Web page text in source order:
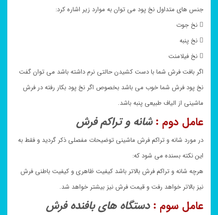
جنس های متداول نخ پود می توان به موارد زیر اشاره کرد:
 نخ جوت
 نخ پنبه
 نخ فیلامنت
اگر بافت فرش شما با دست کشیدن حالتی نرم داشته باشد می توان گفت
نخ پود فرش شما خوب می باشد بخصوص اگر نخ پود بکار رفته در فرش
ماشینی از الیاف طبیعی پنبه باشد.
عامل دوم : شانه و تراکم فرش
در مورد شانه و تراکم فرش ماشینی توضیحات مفصلی ذکر گردید و فقط به
این نکته بسنده می شود که:
هرچه شانه و تراکم فرش بالاتر باشد کیفیت ظاهری و کیفیت باطنی فرش
نیز بالاتر خواهد رفت و قیمت فرش نیز بیشتر خواهد شد.
عامل سوم : دستگاه های بافنده فرش